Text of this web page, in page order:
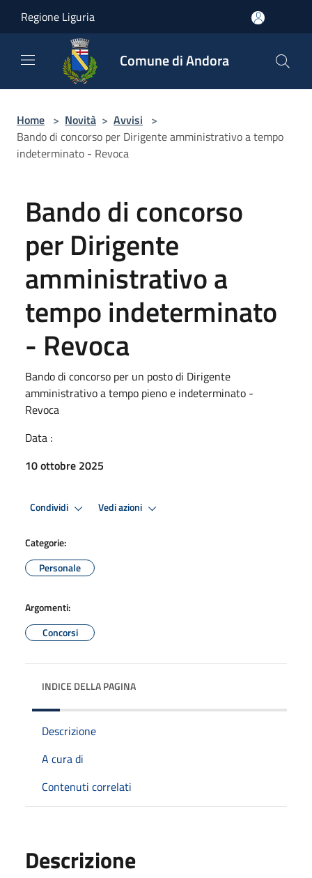
Regione Liguria
Comune di Andora
Home > Novità > Avvisi >
Bando di concorso per Dirigente amministrativo a tempo
indeterminato - Revoca
Bando di concorso
per Dirigente
amministrativo a
tempo indeterminato
- Revoca
Bando di concorso per un posto di Dirigente
amministrativo a tempo pieno e indeterminato -
Revoca
Data :
10 ottobre 2025
Condividi Vedi azioni
Categorie:
Personale
Argomenti:
Concorsi
INDICE DELLA PAGINA
Descrizione
A cura di
Contenuti correlati
Descrizione